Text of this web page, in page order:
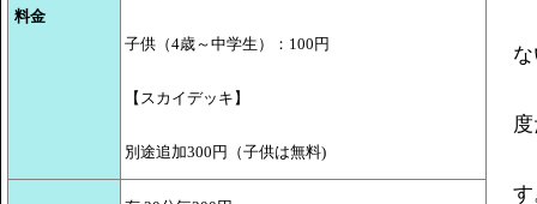
料金
子供（4歳～中学生）：100円
【スカイデッキ】
別途追加300円（子供は無料)